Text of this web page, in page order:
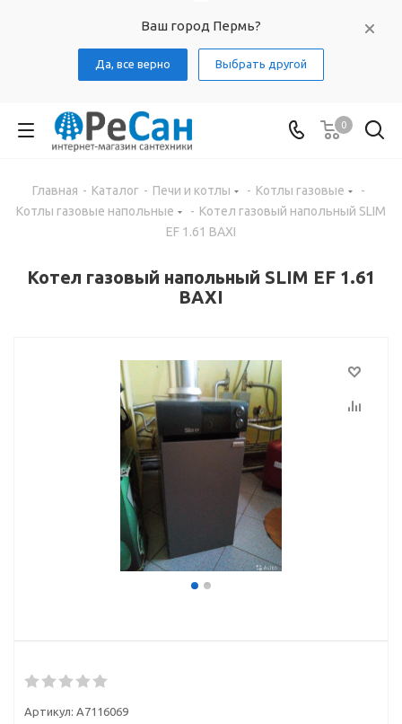
Ваш город Пермь?
Да, все верно Выбрать другой
0
Главная - Каталог - Печи и котлы - Котлы газовые
-
Котлы газовые напольные
- Котел газовый напольный SLIM
EF 1.61 BAXI
Котел газовый напольный SLIM EF 1.61
BAXI
Артикул: A7116069